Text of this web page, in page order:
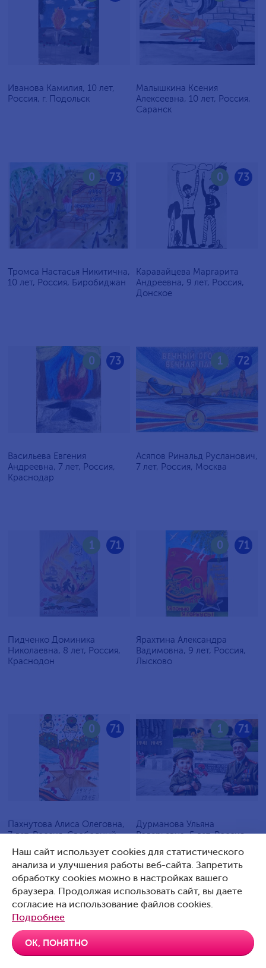
Иванова Камилия, 10 лет,
Россия, г. Подольск
Малышкина Ксения
Алексеевна, 10 лет, Россия,
Саранск
73
0
Тромса Настасья Никитична,
10 лет, Россия, Биробиджан
73
0
Каравайцева Маргарита
Андреевна, 9 лет, Россия,
Донское
73
0
Васильева Евгения
Андреевна, 7 лет, Россия,
Краснодар
72
1
Асяпов Ринальд Русланович,
7 лет, Россия, Москва
71
1
Пидченко Доминика
Николаевна, 8 лет, Россия,
Краснодон
71
0
Ярахтина Александра
Вадимовна, 9 лет, Россия,
Лысково
71
0
Пахнутова Алиса Олеговна,
7 лет, Россия, Свободный
71
1
Дурманова Ульяна
Валерьевна, 5 лет, Россия,
Наш сайт использует cookies для статистического
анализа и улучшения работы веб-сайта. Запретить
обработку cookies можно в настройках вашего
браузера. Продолжая использовать сайт, вы даете
согласие на использование файлов cookies.
Подробнее
ОК, ПОНЯТНО